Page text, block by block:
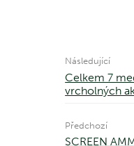
Následující
Celkem 7
vrcholných
Předchozí
SCREEN